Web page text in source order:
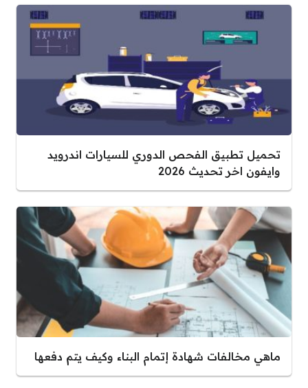
تحميل تطبيق الفحص الدوري للسيارات اندرويد
وايفون اخر تحديث 2026
ماهي مخالفات شهادة إتمام البناء وكيف يتم دفعها